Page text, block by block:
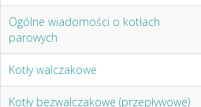
Ogólne wiadomości o kotłach
parowych
Kotły walczakowe
Kotły bezwalczakowe (przepływowe)